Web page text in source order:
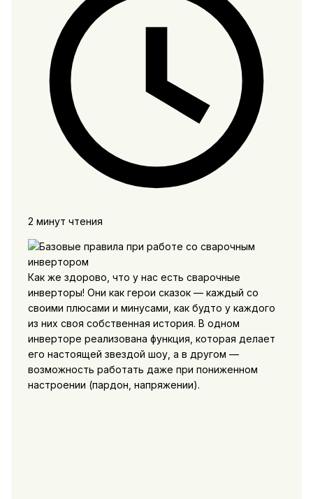
2 минут чтения
Как же здорово, что у нас есть сварочные
инверторы! Они как герои сказок — каждый со
своими плюсами и минусами, как будто у каждого
из них своя собственная история. В одном
инверторе реализована функция, которая делает
его настоящей звездой шоу, а в другом —
возможность работать даже при пониженном
настроении (пардон, напряжении).